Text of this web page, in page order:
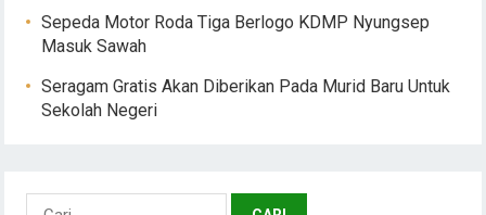
Sepeda Motor Roda Tiga Berlogo KDMP Nyungsep
Masuk Sawah
Seragam Gratis Akan Diberikan Pada Murid Baru Untuk
Sekolah Negeri
Cari